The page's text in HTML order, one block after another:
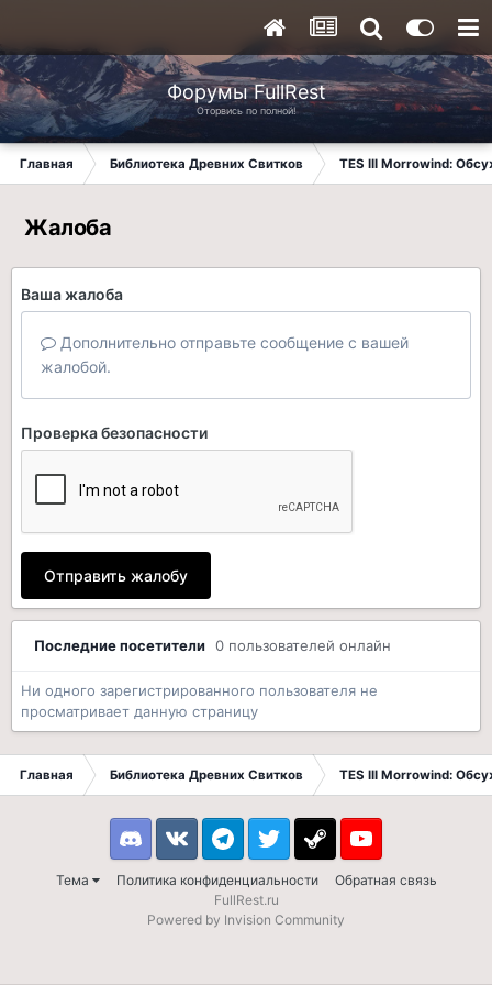
Форумы FullRest
Оторвись по полной!
Главная Библиотека Древних Свитков TES III Morrowind:
Жалоба
Ваша жалоба
Дополнительно отправьте сообщение с вашей
жалобой.
Проверка безопасности
Отправить жалобу
Последние посетители 0 пользователей онлайн
Ни одного зарегистрированного пользователя не
просматривает данную страницу
Главная Библиотека Древних Свитков TES III Morrowind:
Тема Политика конфиденциальности Обратная связь
DiscordVK TelegramTwitter Steam Youtube
FullRest.ru
Powered by Invision Community